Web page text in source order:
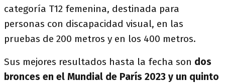
categoría T12 femenina, destinada para
personas con discapacidad visual, en las
pruebas de 200 metros y en los 400 metros.
Sus mejores resultados hasta la fecha son dos
bronces en el Mundial de París 2023 y un quinto